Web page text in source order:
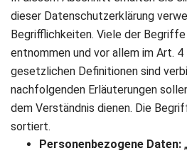
dieser Datenschutzerklärung
Begrifflichkeiten. Viele der
entnommen und vor allem im Art. 4
gesetzlichen Definitionen sind
nachfolgenden Erläuterungen
dem Verständnis dienen. Die
sortiert.
Personenbezogene Daten: